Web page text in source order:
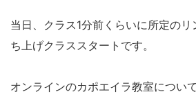
当日、クラス1分前くらいに所定の
ち上げクラススタートです。
オンラインのカポエイラ教室につい